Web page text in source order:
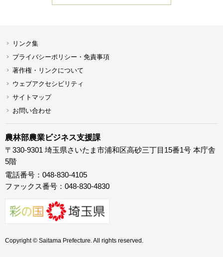
リンク集
プライバシーポリシー・免責事項
著作権・リンクについて
ウェブアクセシビリティ
サイトマップ
お問い合わせ
農林部農業ビジネス支援課
〒330-9301 埼玉県さいたま市浦和区高砂三丁目15番1号 本庁舎
5階
電話番号：048-830-4105
ファックス番号：048-830-4830
Copyright © Saitama Prefecture. All rights reserved.